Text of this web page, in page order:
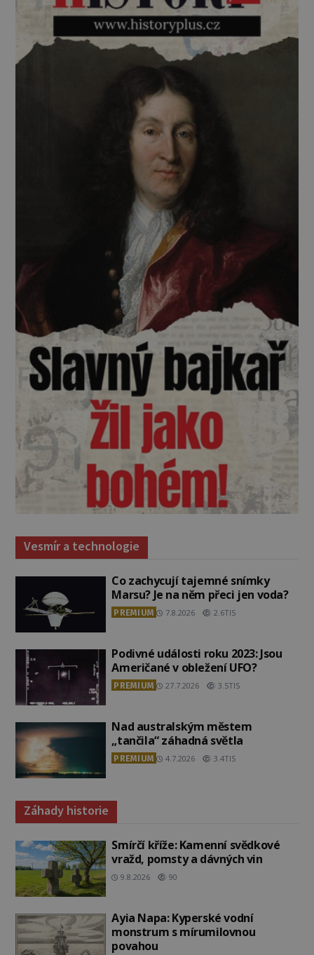
Vesmír a technologie
Co zachycují tajemné snímky
Marsu? Je na něm přeci jen voda?
PREMIUM 7.8.2026 2.6TIS
Podivné události roku 2023: Jsou
Američané v obležení UFO?
PREMIUM 27.7.2026 3.5TIS
Nad australským městem
„tančila“ záhadná světla
PREMIUM 4.7.2026 3.4TIS
Záhady historie
Smírčí kříže: Kamenní svědkové
vražd, pomsty a dávných vin
9.8.2026 90
Ayia Napa: Kyperské vodní
monstrum s mírumilovnou
povahou